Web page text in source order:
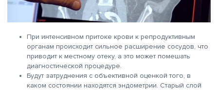
При интенсивном притоке крови к репродуктивным
органам происходит сильное расширение сосудов, что
приводит к местному отеку, а это может помешать
диагностической процедуре.
Будут затруднения с объективной оценкой того, в
каком состоянии находятся эндометрии. Старый слой